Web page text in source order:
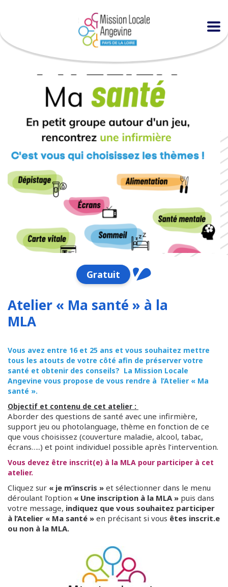
Atelier « Ma santé » à la MLA
Gratuit
Atelier « Ma santé » à la
MLA
Vous avez entre 16 et 25 ans et vous souhaitez mettre
tous les atouts de votre côté afin de préserver votre
santé et obtenir des conseils? La Mission Locale
Angevine vous propose de vous rendre à l’Atelier « Ma
santé ».
Objectif et contenu de cet atelier :
Aborder des questions de santé avec une infirmière,
support jeu ou photolanguage, thème en fonction de ce
que vous choisissez (couverture maladie, alcool, tabac,
écrans…..) et point individuel possible après l’intervention.
Vous devez être inscrit(e) à la MLA pour participer à cet
atelier.
Cliquez sur « je m’inscris » et sélectionner dans le menu
déroulant l’option « Une inscription à la MLA » puis dans
votre message, indiquez que vous souhaitez participer
à l’Atelier « Ma santé » en précisant si vous êtes inscrit.e
ou non à la MLA.